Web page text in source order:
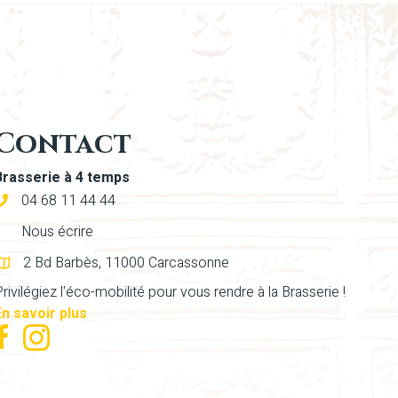
à 4 temps
04 68 11 44 44
Nous écrire
2 Bd Barbès, 11000 Carcassonne
l'éco-mobilité pour vous rendre à la Brasserie !
savoir plus